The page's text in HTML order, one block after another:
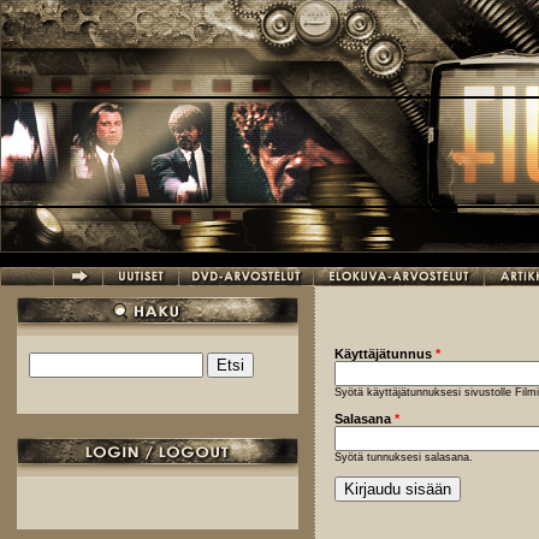
Hyppää pääsisältöön
Hakulomake
Käyttäjätunnus *
Syötä käyttäjätunnuksesi sivustolle
Salasana *
Syötä tunnuksesi salasana.